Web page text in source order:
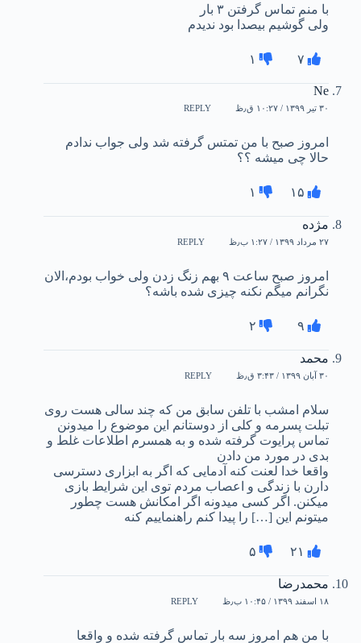
با منم تماس گرفتن ۳ بار
ولی گوشیم بیصدا بود ندیدم
۷ ۱
Ne
۳۰ تیر ۱۳۹۹ / ۱۰:۲۷ ق٫ظ REPLY
امروز صبح با من تمتس گرفته شد ولی جواب ندادم
حالا چی میشه ؟؟
۱۵ ۱
مژده
۲۷ مرداد ۱۳۹۹ / ۱:۲۷ ب٫ظ REPLY
امروز صبح ساعت ۹ بهم زنگ زدن ولی خواب بودم،الان
نگرانم میگم نکنه چیزی شده باشه؟
۹ ۲
محمد
۳۰ آبان ۱۳۹۹ / ۳:۴۳ ق٫ظ REPLY
سلام امشب با تلفن سابق من که چند سالی هست روی
تبلت پسرمه و کلی از دوستانم این موضوع را میدونن
تماس پرایوت گرفته شده و به همسرم اطلاعات غلط و
بدی در مورد من دادن
واقعا خدا لعنت کنه آدمایی که اگر به ابزاری دسترسی
دارن با زندگی و اعصاب مردم توی این شرایط بازی
میکنن. اگر کسی میدونه اگر امکانش هست چطور
میتونم این […] را پیدا کنم راهنماییم کنه
۲۱ ۵
محمدرضا
۱۸ اسفند ۱۳۹۹ / ۱۰:۴۵ ب٫ظ REPLY
با من هم امروز سه بار تماس گرفته شده و واقعا